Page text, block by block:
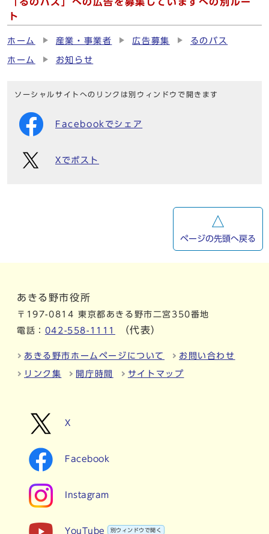
ト
ホーム 産業・事業者 広告募集 るのバス
ホーム お知らせ
ソーシャルサイトへのリンクは別ウィンドウで開きます
Facebookでシェア
Xでポスト
ページの先頭へ戻る
あきる野市役所
〒197-0814 東京都あきる野市二宮350番地
電話： 042-558-1111 （代表）
あきる野市ホームページについて お問い合わせ
リンク集 開庁時間 サイトマップ
X
Facebook
Instagram
YouTube 別ウィンドウで開く